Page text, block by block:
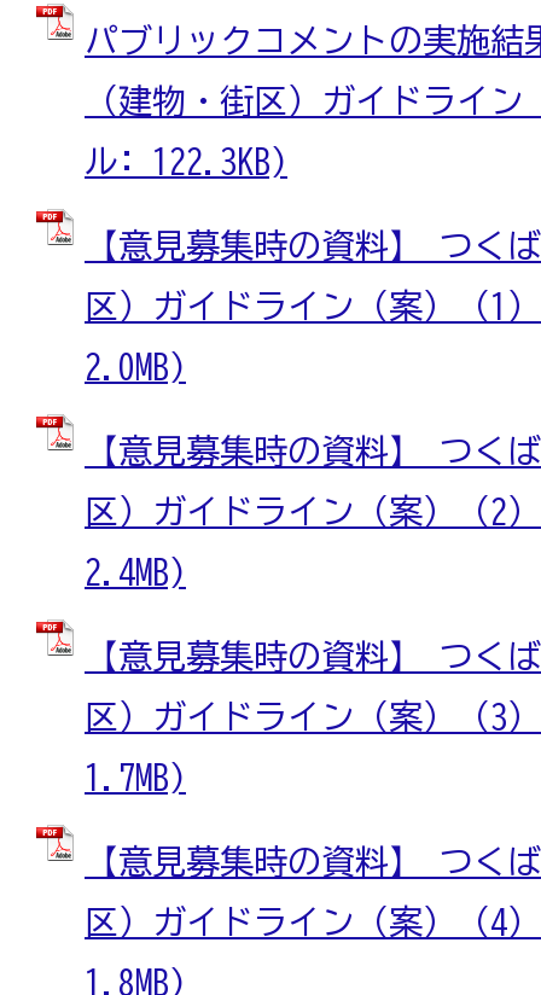
パブリックコメントの実施結
（建物・街区）ガイドライ
ル: 122.3KB)
【意見募集時の資料】 つく
区）ガイドライン（案）（1
2.0MB)
【意見募集時の資料】 つく
区）ガイドライン（案）（2
2.4MB)
【意見募集時の資料】 つく
区）ガイドライン（案）（3
1.7MB)
【意見募集時の資料】 つく
区）ガイドライン（案）（4
1.8MB)